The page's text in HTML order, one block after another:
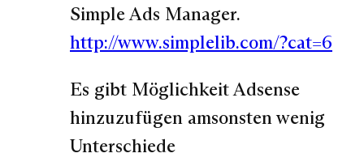
Simple Ads Manager.
http://www.simplelib.com/?cat=6
Es gibt Möglichkeit Adsense
hinzuzufügen amsonsten wenig
Unterschiede